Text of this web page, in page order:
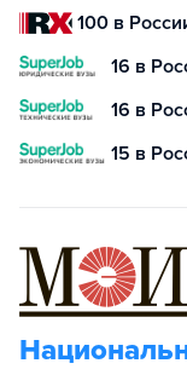
100 в
16 в
16 в
15 в